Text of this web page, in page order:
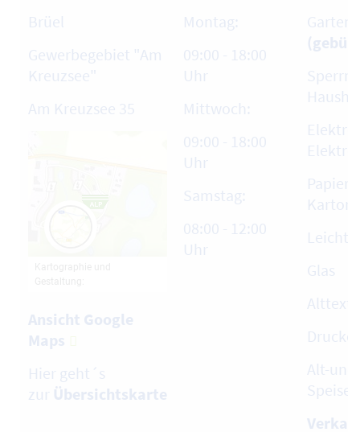
Brüel
Gewerbegebiet "Am
Kreuzsee"
Am Kreuzsee 35
Ansicht Google
Maps
Hier geht´s
zur Übersichtskarte
Montag:
09:00 - 18:00
Uhr
Mittwoch:
09:00 - 18:00
Uhr
Samstag:
08:00 - 12:00
Uhr
Papier,
Glas
Alt-